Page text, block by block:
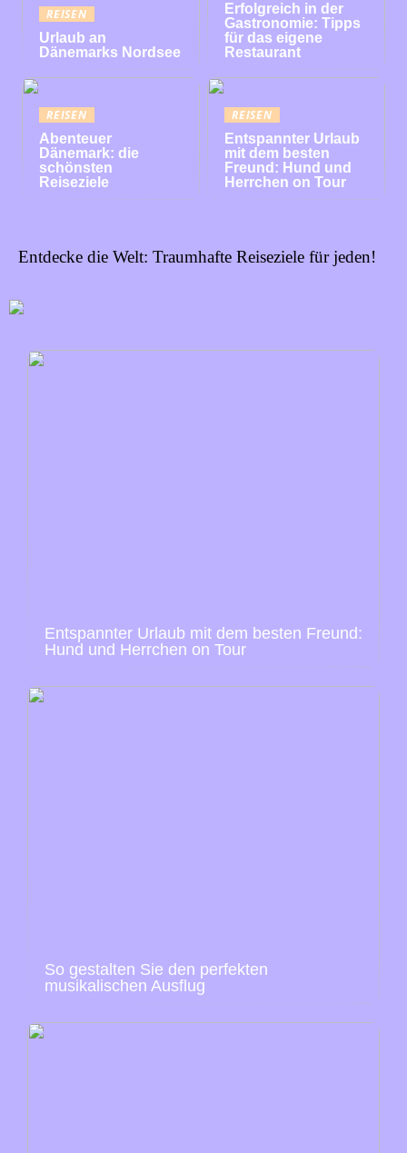
REISEN
Urlaub an
Dänemarks Nordsee
Erfolgreich in der
Gastronomie: Tipps
für das eigene
Restaurant
REISEN
Abenteuer
Dänemark: die
schönsten
Reiseziele
REISEN
Entspannter Urlaub
mit dem besten
Freund: Hund und
Herrchen on Tour
Entdecke die Welt: Traumhafte Reiseziele für jeden!
Entspannter Urlaub mit dem besten Freund:
Hund und Herrchen on Tour
So gestalten Sie den perfekten
musikalischen Ausflug